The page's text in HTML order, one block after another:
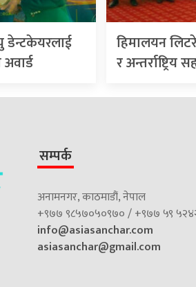
डेन्टकेयरलाई
हिमालयन
र अन्तर्राष्ट्रिय
सम्पर्क
अनामनगर, काठमाडौं, नेपाल
+९७७ ९८५७०५०९७० / +९७७ ५९
info@asiasanchar.com
asiasanchar@gmail.com